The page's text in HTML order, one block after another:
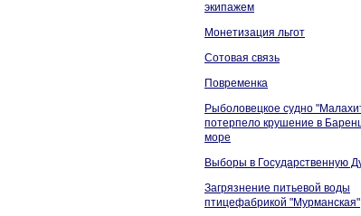
экипажем
Монетизация льгот
Сотовая связь
Повременка
Рыболовецкое судно
потерпело крушение в
море
Выборы в Государственную
Загрязнение питьевой воды
птицефабрикой "Мурманская"